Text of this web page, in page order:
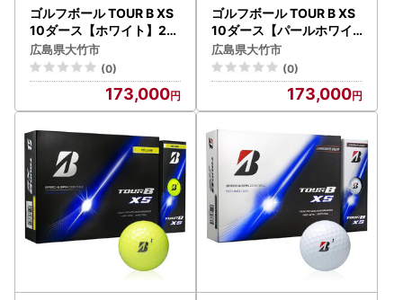
ゴルフボール TOUR B XS
10ダース【ホワイト】20
26年モデル BRIDGESTON
E ブリヂストン ツアーB｜
120個入り [2358]
広島県大竹市
(0)
173,000
ゴルフボール TOUR B XS
10ダース【パールホワイ
ト】2026年モデル BRIDG
ESTONE ブリヂストン ツ
アーB｜120個入り [2359
広島県大竹市
(0)
173,000